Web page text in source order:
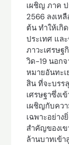
เผชิญ ภาค
2566 ลงเห
ต้น ทำให้เกิ
ประเทศ แล
ภาวะเศรษ
วิด-19 นอกจ
หมายอันทะ
สิน ที่จะบรร
เศรษฐาซึ่งเ
เผชิญกับคว
เฉพาะอย่าง
สำคัญของเ
ล้านบาทเข้า